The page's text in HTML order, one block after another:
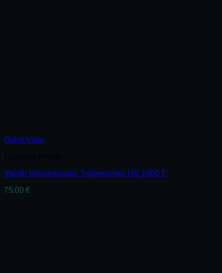
Quick View
Ψαλίδι Μπορντούρας Τηλεσκοπικό HS 1000 T
75.00 €